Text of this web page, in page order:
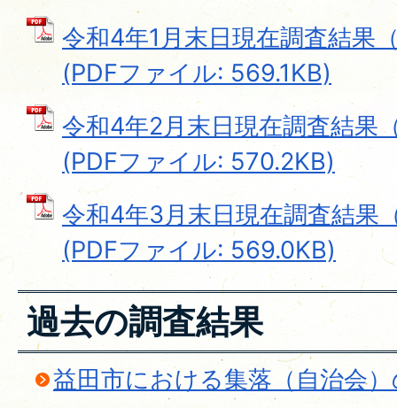
令和4年1月末日現在調査結果
(PDFファイル: 569.1KB)
令和4年2月末日現在調査結果
(PDFファイル: 570.2KB)
令和4年3月末日現在調査結果
(PDFファイル: 569.0KB)
過去の調査結果
益田市における集落（自治会